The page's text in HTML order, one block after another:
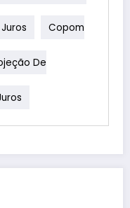
Copom
De